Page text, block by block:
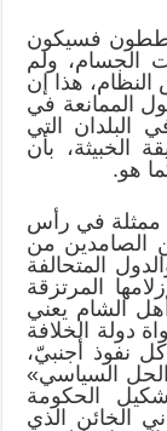
يخططون فسيكون
الجسام، ولم
هذا إن
الممانعة في
التي
الخبيثة، بأن
هو.
ممثلة في رأس
الصامدين من
المتحالفة
المرتزقة
الشام يعني
دولة الخلافة
نفوذ أجنبيّ،
السياسي»
الحكومة
الخائن الذي